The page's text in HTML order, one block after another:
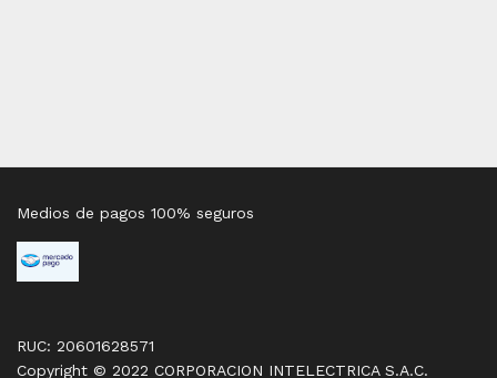
RUC: 20601628571
Copyright © 2022 CORPORACION INTELECTRICA S.A.C.
Medios de pagos 100% seguros